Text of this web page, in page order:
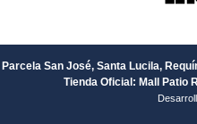
San José, Santa Lucila,
Tienda Oficial: Mall Patio